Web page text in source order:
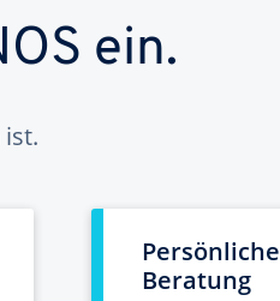
ein.
ist.
Persönliche
Beratung